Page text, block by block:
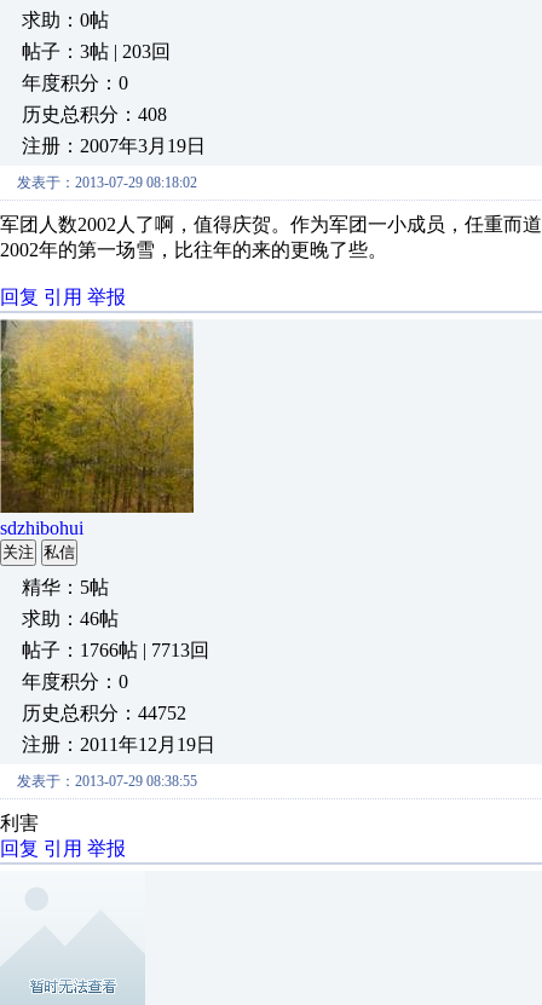
求助：0帖
帖子：3帖 | 203回
年度积分：0
历史总积分：408
注册：2007年3月19日
发表于：2013-07-29 08:18:02
军团人数2002人了啊，值得庆贺。作为军团一小成员，任重而
2002年的第一场雪，比往年的来的更晚了些。
回复 引用 举报
sdzhibohui
关注 私信
精华：5帖
求助：46帖
帖子：1766帖 | 7713回
年度积分：0
历史总积分：44752
注册：2011年12月19日
发表于：2013-07-29 08:38:55
利害
回复 引用 举报